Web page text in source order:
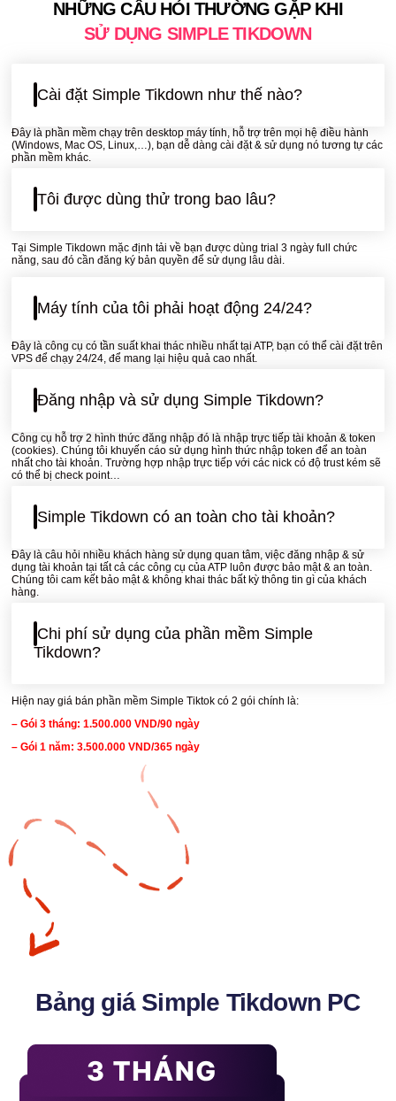
NHỮNG CÂU HỎI THƯỜNG GẶP KHI
SỬ DỤNG SIMPLE TIKDOWN
Cài đặt Simple Tikdown như thế nào?
Đây là phần mềm chạy trên desktop máy tính, hỗ trợ trên mọi hệ điều hành
(Windows, Mac OS, Linux,…), bạn dễ dàng cài đặt & sử dụng nó tương tự các
phần mềm khác.
Tôi được dùng thử trong bao lâu?
Tại Simple Tikdown mặc định tải về bạn được dùng trial 3 ngày full chức
năng, sau đó cần đăng ký bản quyền để sử dụng lâu dài.
Máy tính của tôi phải hoạt động 24/24?
Đây là công cụ có tần suất khai thác nhiều nhất tại ATP, bạn có thể cài đặt trên
VPS để chạy 24/24, để mang lại hiệu quả cao nhất.
Đăng nhập và sử dụng Simple Tikdown?
Công cụ hỗ trợ 2 hình thức đăng nhập đó là nhập trực tiếp tài khoản & token
(cookies). Chúng tôi khuyến cáo sử dụng hình thức nhập token để an toàn
nhất cho tài khoản. Trường hợp nhập trực tiếp với các nick có độ trust kém sẽ
có thể bị check point…
Simple Tikdown có an toàn cho tài khoản?
Đây là câu hỏi nhiều khách hàng sử dụng quan tâm, việc đăng nhập & sử
dụng tài khoản tại tất cả các công cụ của ATP luôn được bảo mật & an toàn.
Chúng tôi cam kết bảo mật & không khai thác bất kỳ thông tin gì của khách
hàng.
Chi phí sử dụng của phần mềm Simple
Tikdown?
Hiện nay giá bán phần mềm Simple Tiktok có 2 gói chính là:
– Gói 3 tháng: 1.500.000 VND/90 ngày
– Gói 1 năm: 3.500.000 VND/365 ngày
Bảng giá Simple Tikdown PC